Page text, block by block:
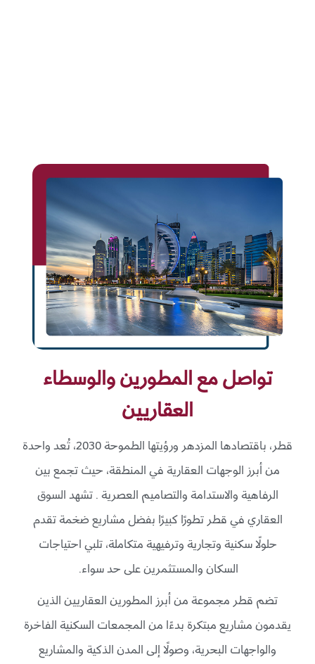
تواصل مع المطورين والوسطاء
العقاريين
قطر، باقتصادها المزدهر ورؤيتها الطموحة 2030، تُعد واحدة
من أبرز الوجهات العقارية في المنطقة، حيث تجمع بين
الرفاهية والاستدامة والتصاميم العصرية . تشهد السوق
العقاري في قطر تطورًا كبيرًا بفضل مشاريع ضخمة تقدم
حلولًا سكنية وتجارية وترفيهية متكاملة، تلبي احتياجات
السكان والمستثمرين على حد سواء.
تضم قطر مجموعة من أبرز المطورين العقاريين الذين
يقدمون مشاريع مبتكرة بدءًا من المجمعات السكنية الفاخرة
والواجهات البحرية، وصولًا إلى المدن الذكية والمشاريع